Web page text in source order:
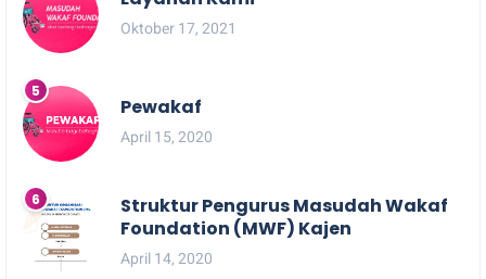
Oktober 17, 2021
Pewakaf
April 15, 2020
Struktur Pengurus Masudah Wakaf
Foundation (MWF) Kajen
April 14, 2020